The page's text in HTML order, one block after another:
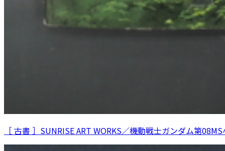
［ 古書 ］SUNRISE ART WORKS／機動戦士ガンダム第